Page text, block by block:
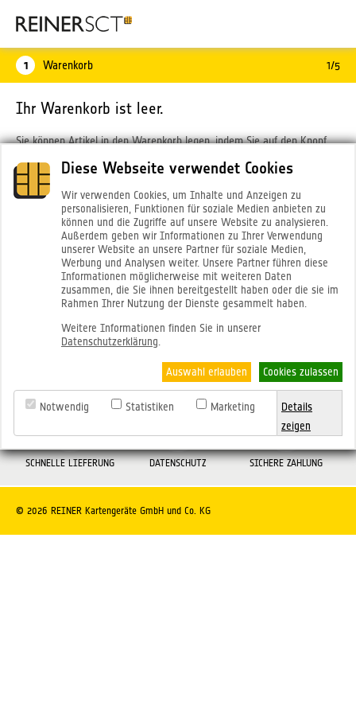
Diese Webseite verwendet Cookies
Wir verwenden Cookies, um Inhalte und Anzeigen zu
personalisieren, Funktionen für soziale Medien anbieten zu
können und die Zugriffe auf unsere Website zu analysieren.
Außerdem geben wir Informationen zu Ihrer Verwendung
unserer Website an unsere Partner für soziale Medien,
Werbung und Analysen weiter. Unsere Partner führen diese
Informationen möglicherweise mit weiteren Daten
zusammen, die Sie ihnen bereitgestellt haben oder die sie im
Rahmen Ihrer Nutzung der Dienste gesammelt haben.
Weitere Informationen finden Sie in unserer
Datenschutzerklärung
Auswahl erlauben Cookies zulassen
Notwendig Statistiken Marketing
Details
zeigen
1 Warenkorb 1/5
Ihr Warenkorb ist leer.
Sie können Artikel in den Warenkorb legen, indem Sie auf den Knopf
"Bestellen" bei den jeweiligen Artikeln klicken. Wenn Sie einen
Geschenkgutschein einlösen wollen, so werden Sie vor dem Bezahlen
nach dem Gutscheincode gefragt.
Die Artikel in Ihrem Einkaufswagen werden nach dem Schließen des
Webbrowsers gelöscht.
EINKAUF FORTSETZEN
SCHNELLE LIEFERUNG DATENSCHUTZ SICHERE ZAHLUNG
© 2026 REINER Kartengeräte GmbH und Co. KG